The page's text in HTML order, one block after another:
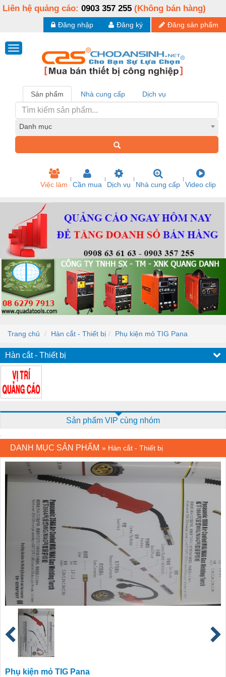
Liên hệ quảng cáo: 0903 357 255 (Không bán hàng)
Đăng sản phẩm
Đăng ký
Đăng nhập
Sản phẩm Nhà cung cấp Dịch vụ
Danh mục
Việc làm Cần mua Dịch vụ Nhà cung cấp Video clip
Trang chủ Hàn cắt - Thiết bị Phụ kiện mỏ TIG Pana
Hàn cắt - Thiết bị
Sản phẩm VIP cùng nhóm
DANH MỤC SẢN PHẨM » Hàn cắt - Thiết bị
Phụ kiện mỏ TIG Pana